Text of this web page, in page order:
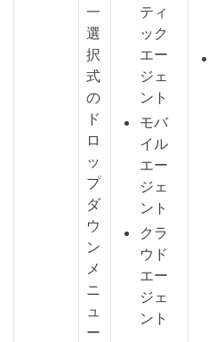
一
選
択
式
の
ド
ロ
ッ
プ
ダ
ウ
ン
メ
ニ
ュ
ー
ティ
ック
エー
ジェ
ント
モバ
イル
エー
ジェ
ント
クラ
ウド
エー
ジェ
ント